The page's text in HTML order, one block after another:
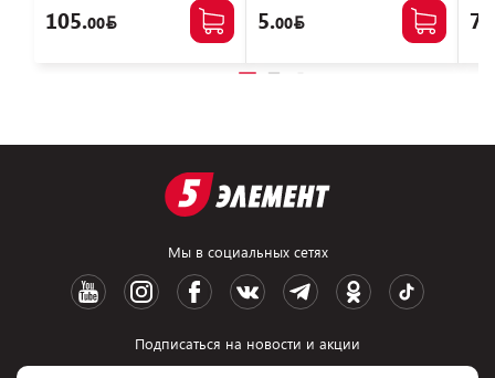
105.00 5.00
Мы в социальных сетях
Подписаться на новости и акции